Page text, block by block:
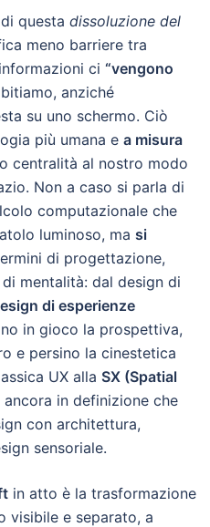
questa dissoluzione del
meno barriere tra
ci “vengono
anziché
su uno schermo. Ciò
più umana e a misura
centralità al nostro modo
Non a caso si parla di
computazionale che
luminoso, ma si
di progettazione,
mentalità: dal design di
di esperienze
in gioco la prospettiva,
e persino la cinestetica
UX alla SX (Spatial
ancora in definizione che
con architettura,
sensoriale.
in atto è la trasformazione
visibile e separato, a